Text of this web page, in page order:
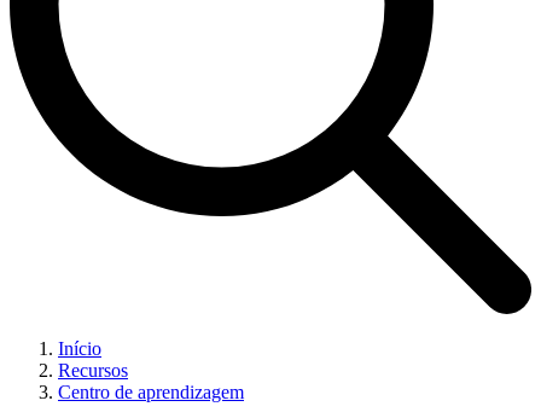
Início
Recursos
Centro de aprendizagem